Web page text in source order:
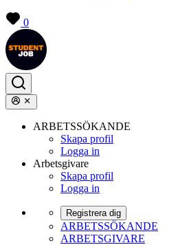
0
ARBETSSÖKANDE
Skapa profil
Logga in
Arbetsgivare
Skapa profil
Logga in
Registrera dig
ARBETSSÖKANDE
ARBETSGIVARE